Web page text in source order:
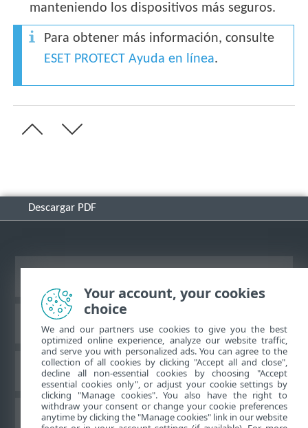
manteniendo los dispositivos más seguros.
Para obtener más información, consulte
ESET PROTECT Ayuda en línea.
Descargar PDF
Base de conocimiento de ESET
Foro de ESET
Soporte regional
Your account, your cookies
choice
We and our partners use cookies to give you the best
optimized online experience, analyze our website traffic,
and serve you with personalized ads. You can agree to the
collection of all cookies by clicking "Accept all and close",
decline all non-essential cookies by choosing "Accept
essential cookies only", or adjust your cookie settings by
clicking "Manage cookies". You also have the right to
withdraw your consent or change your cookie preferences
anytime by clicking the "Manage cookies" link in our website